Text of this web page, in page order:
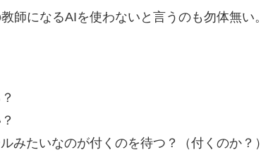
師になるAIを使わないと言うのも勿体無い。
みたいなのが付くのを待つ？（付くのか？）